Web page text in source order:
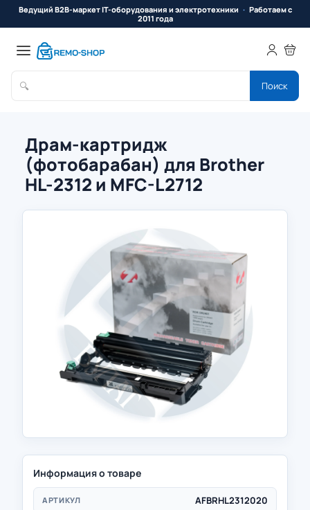
Ведущий B2B-маркет IT-оборудования и электротехники
Работаем с
2011 года
🔍 Поиск
Драм-картридж
(фотобарабан) для Brother
HL-2312 и MFC-L2712
Информация о товаре
АРТИКУЛ AFBRHL2312020